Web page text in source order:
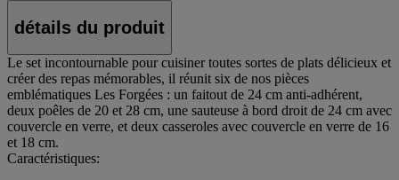
détails du produit
Le set incontournable pour cuisiner toutes sortes de plats délicieux et
créer des repas mémorables, il réunit six de nos pièces
emblématiques Les Forgées : un faitout de 24 cm anti-adhérent,
deux poêles de 20 et 28 cm, une sauteuse à bord droit de 24 cm avec
couvercle en verre, et deux casseroles avec couvercle en verre de 16
et 18 cm.
Caractéristiques: